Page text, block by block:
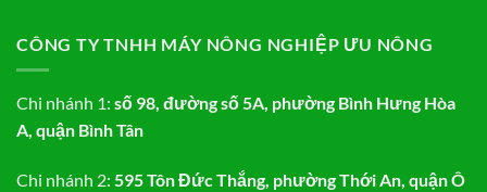
CÔNG TY TNHH MÁY NÔNG NGHIỆP ƯU NÔNG
Chi nhánh 1: số 98, đường số 5A, phường Bình Hưng Hòa
A, quận Bình Tân
Chi nhánh 2: 595 Tôn Đức Thắng, phường Thới An, quận Ô